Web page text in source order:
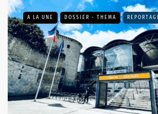
A LA UNE DOSSIER - THEMA